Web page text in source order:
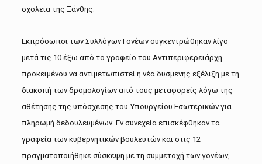
σχολεία της Ξάνθης.
Εκπρόσωποι των Συλλόγων Γονέων συγκεντρώθηκαν λίγο
μετά τις 10 έξω από το γραφείο του Αντιπεριφερειάρχη
προκειμένου να αντιμετωπιστεί η νέα δυσμενής εξέλιξη με τη
διακοπή των δρομολογίων από τους μεταφορείς λόγω της
αθέτησης της υπόσχεσης του Υπουργείου Εσωτερικών για
πληρωμή δεδουλευμένων. Εν συνεχεία επισκέφθηκαν τα
γραφεία των κυβερνητικών βουλευτών και στις 12
πραγματοποιήθηκε σύσκεψη με τη συμμετοχή των γονέων,